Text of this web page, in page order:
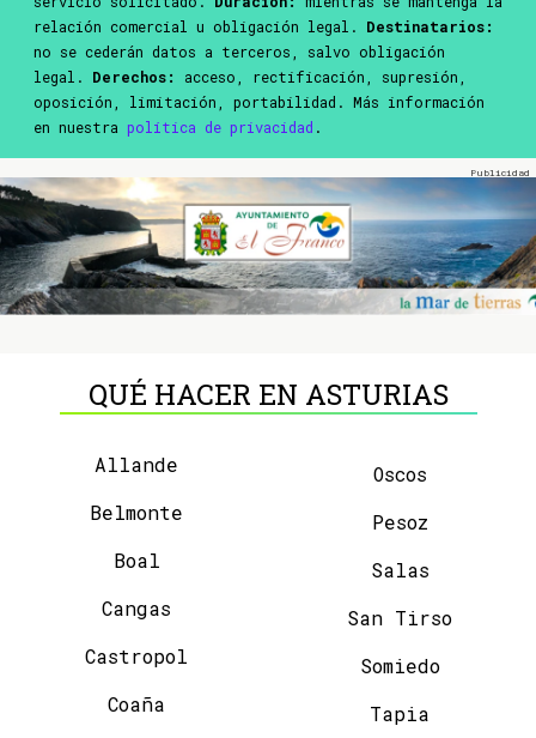
relación comercial u obligación legal. Destinatarios:
no se cederán datos a terceros, salvo obligación
legal. Derechos:
acceso, rectificación, supresión,
oposición, limitación, portabilidad. Más información
en nuestra política de privacidad .
QUÉ HACER EN ASTURIAS
Allande
Belmonte
Boal
Cangas
Castropol
Coaña
Oscos
Pesoz
Salas
San Tirso
Somiedo
Tapia